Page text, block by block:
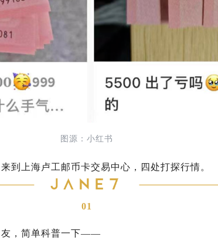
图源：小红书
到上海卢工邮币卡交易中心，四处打探行情。
01
友，简单科普一下——